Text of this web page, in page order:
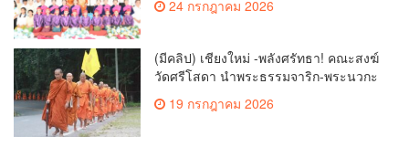
24 กรกฎาคม 2026
(มีคลิป) เชียงใหม่ -พลังศรัทธา! คณะสงฆ์
วัดศรีโสดา นำพระธรรมจาริก-พระนวกะ
บนพื้นที่สูง 150 รูป ย่ำเท้าเปล่าธรรม
ยาตราตามรอยครูบาศรีวิชัย วาระ 150 ปี
19 กรกฎาคม 2026